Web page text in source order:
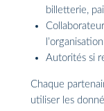
billetterie,
Autorités si
Chaque
utiliser les